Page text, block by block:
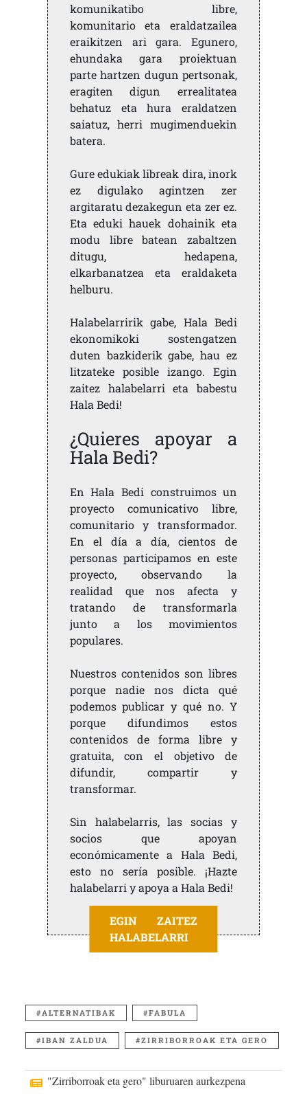
komunikatibo libre,
komunitario eta eraldatzailea
eraikitzen ari gara. Egunero,
ehundaka gara proiektuan
parte hartzen dugun pertsonak,
eragiten digun errealitatea
behatuz eta hura eraldatzen
saiatuz, herri mugimenduekin
batera.
Gure edukiak libreak dira, inork
ez digulako agintzen zer
argitaratu dezakegun eta zer ez.
Eta eduki hauek dohainik eta
modu libre batean zabaltzen
ditugu, hedapena,
elkarbanatzea eta eraldaketa
helburu.
Halabelarririk gabe, Hala Bedi
ekonomikoki sostengatzen
duten bazkiderik gabe, hau ez
litzateke posible izango. Egin
zaitez halabelarri eta babestu
Hala Bedi!
¿Quieres apoyar a
Hala Bedi?
En Hala Bedi construimos un
proyecto comunicativo libre,
comunitario y transformador.
En el día a día, cientos de
personas participamos en este
proyecto, observando la
realidad que nos afecta y
tratando de transformarla
junto a los movimientos
populares.
Nuestros contenidos son libres
porque nadie nos dicta qué
podemos publicar y qué no. Y
porque difundimos estos
contenidos de forma libre y
gratuita, con el objetivo de
difundir, compartir y
transformar.
Sin halabelarris, las socias y
socios que apoyan
económicamente a Hala Bedi,
esto no sería posible. ¡Hazte
halabelarri y apoya a Hala Bedi!
EGIN ZAITEZ
HALABELARRI
ALTERNATIBAK FABULA
IBAN ZALDUA ZIRRIBORROAK ETA GERO
"Zirriborroak eta gero" liburuaren aurkezpena